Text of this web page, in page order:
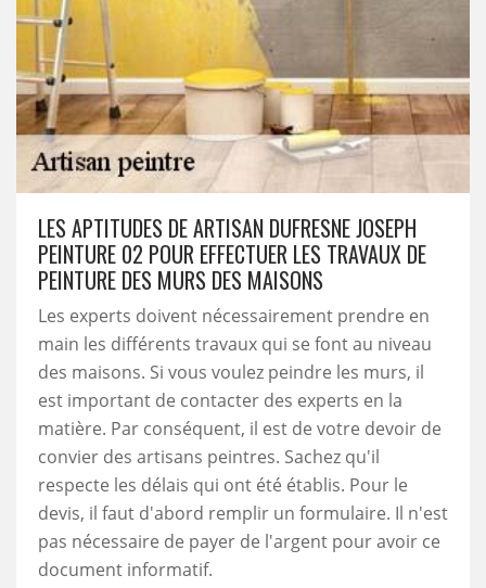
LES APTITUDES DE ARTISAN DUFRESNE JOSEPH
PEINTURE 02 POUR EFFECTUER LES TRAVAUX DE
PEINTURE DES MURS DES MAISONS
Les experts doivent nécessairement prendre en
main les différents travaux qui se font au niveau
des maisons. Si vous voulez peindre les murs, il
est important de contacter des experts en la
matière. Par conséquent, il est de votre devoir de
convier des artisans peintres. Sachez qu'il
respecte les délais qui ont été établis. Pour le
devis, il faut d'abord remplir un formulaire. Il n'est
pas nécessaire de payer de l'argent pour avoir ce
document informatif.